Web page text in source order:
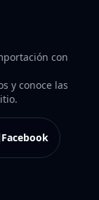
con
y conoce las
Facebook